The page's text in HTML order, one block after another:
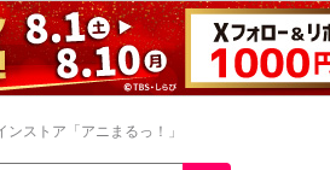
ストア「アニまるっ！」